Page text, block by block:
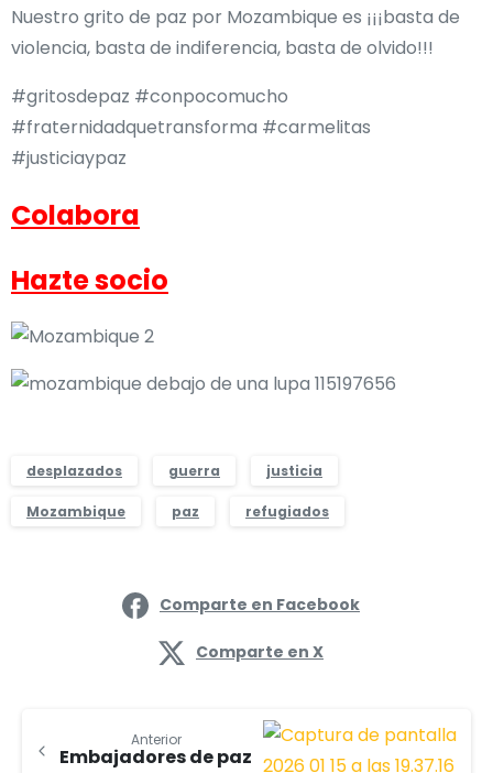
Nuestro grito de paz por Mozambique es ¡¡¡basta de
violencia, basta de indiferencia, basta de olvido!!!
#gritosdepaz #conpocomucho
#fraternidadquetransforma #carmelitas
#justiciaypaz
Colabora
Hazte socio
desplazados guerra justicia
Mozambique paz refugiados
Comparte en Facebook
Comparte en X
Anterior
Embajadores de paz